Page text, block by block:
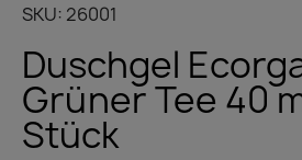
SKU 26001
Duschgel
Grüner Tee 40
Stück